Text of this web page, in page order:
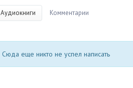
Аудиокниги Комментарии
Сюда еще никто не успел написать